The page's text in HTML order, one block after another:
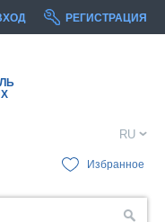
РЕГИСТРАЦИЯ
RU
Избранное